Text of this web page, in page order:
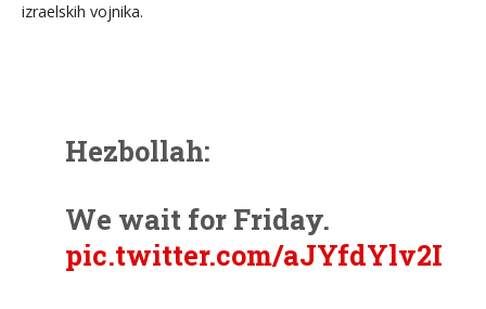
izraelskih vojnika.
Hezbollah:
We wait for Friday.
pic.twitter.com/aJYfdYlv2I